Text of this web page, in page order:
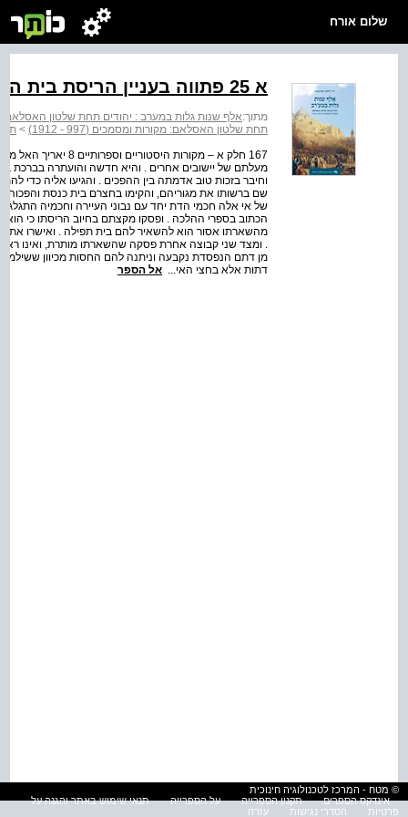
שלום אורח
א 25 פתווה בעניין הריסת בית הכנסת באִליג (1640 בקירוב)
מתוך:אלף שנות גלות במערב : יהודים תחת שלטון האסלאם: מקורות
תחת שלטון האסלאם: מקורות ומסמכים (997 - 1912)
> תחת
167 חלק א – מקורות
שם ברשותו את מגוריהם, והקימו בחצרם בית כנסת
של אי אלה חכמי הדת יחד עם נבוני העיירה וחכמיה
הכתוב בספרי ההלכה . ופסקו מקצתם בחיוב הריסתו כי
מהשארתו אסור הוא להשאיר להם בית תפילה . ואישרו את
. ומצד שני קבוצה אחרת פסקה שהשארתו מותרת, ואינו ראוי
מן דתם הנפסדת נקבעה וניתנה להם החסות מכיוון ששילמו
דתות אלא בחצי האי... אל הספר
© מטח - המרכז לטכנולוגיה חינוכית
אינדקס הספרים
תקנון הספרייה על הספרייה
תנאי שימוש באתר והגנה על
פרטיות
הסדרי נגישות עזרה